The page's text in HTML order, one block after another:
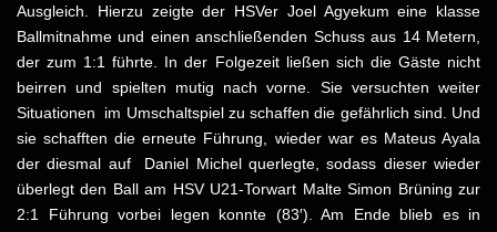
Ausgleich. Hierzu zeigte der HSVer Joel Agyekum eine klasse
Ballmitnahme und einen anschließenden Schuss aus 14 Metern,
der zum 1:1 führte. In der Folgezeit ließen sich die Gäste nicht
beirren und spielten mutig nach vorne. Sie versuchten weiter
Situationen im Umschaltspiel zu schaffen die gefährlich sind. Und
sie schafften die erneute Führung, wieder war es Mateus Ayala
der diesmal auf Daniel Michel querlegte, sodass dieser wieder
überlegt den Ball am HSV U21-Torwart Malte Simon Brüning zur
2:1 Führung vorbei legen konnte (83′). Am Ende blieb es in